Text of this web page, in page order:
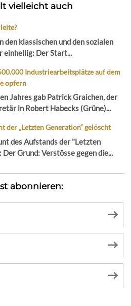
vielleicht auch
den klassischen und den sozialen
einhellig: Der Start...
Industriearbeitsplätze auf dem
opfern
Jahres gab Patrick Graichen, der
in Robert Habecks (Grüne)...
der „Letzten Generation“ gelöscht
des Aufstands der "Letzten
Grund: Verstösse gegen die...
abonnieren: